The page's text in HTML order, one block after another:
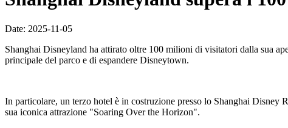
Date: 2025-11-05
Shanghai Disneyland ha attirato oltre 100 milioni di visitatori dalla sua
principale del parco e di espandere Disneytown.
In particolare, un terzo hotel è in costruzione presso lo Shanghai Disney
sua iconica attrazione "Soaring Over the Horizon".